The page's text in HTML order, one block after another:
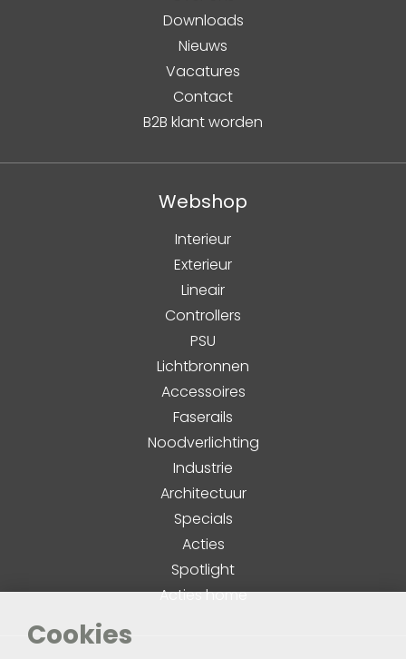
Cookies
Downloads
Nieuws
Vacatures
Contact
B2B klant worden
Webshop
Interieur
Exterieur
Lineair
Controllers
PSU
Lichtbronnen
Accessoires
Faserails
Noodverlichting
Industrie
Architectuur
Specials
Acties
Spotlight
Acties home